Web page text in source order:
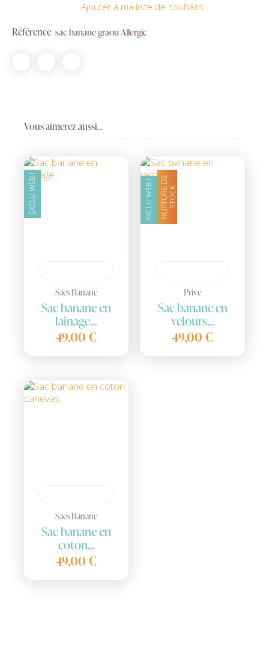
Ajouter à ma liste de souhaits
Référence sac banane graou Allergic
Vous aimerez aussi...
Sacs Banane
Sac banane en
lainage...
49,00 €
EXCLU WEB !
Prive
Sac banane en
velours...
49,00 €
EXCLU WEB ! R
U
P
T
U
RE
D
E
S
T
O
CK
Sacs Banane
Sac banane en
coton...
49,00 €